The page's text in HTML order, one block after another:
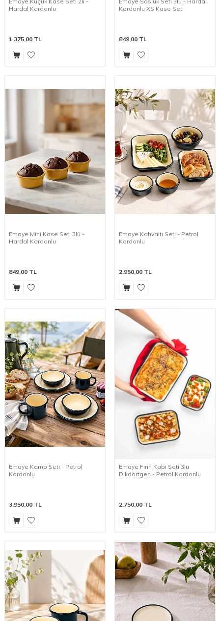
Hardal Kordonlu
1.375,00 TL
Kordonlu XS Kase Seti
849,00 TL
Emaye Mini Kase Seti 3lü -
Hardal Kordonlu
849,00 TL
Emaye Kahvaltı Seti - Petrol
Kordonlu
2.950,00 TL
Emaye Kamp Seti - Petrol
Kordonlu
3.950,00 TL
Emaye Fırın Kabı Seti 3lü
Dikdörtgen - Petrol Kordonlu
2.750,00 TL